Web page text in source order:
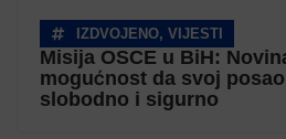
IZDVOJENO, VIJESTI
Misija OSCE u BiH:
mogućnost da svoj
slobodno i sigurno